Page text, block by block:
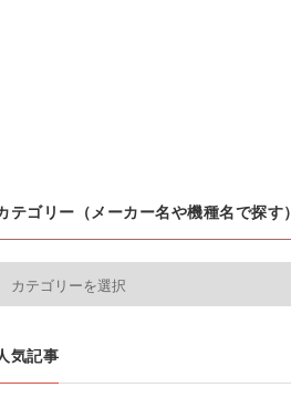
テゴリー（メーカー名や機種名で探す）
気記事